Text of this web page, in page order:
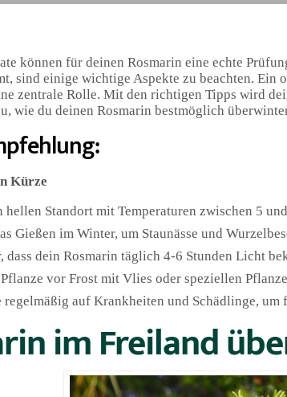
können für deinen Rosmarin eine echte
sind einige wichtige Aspekte zu beachten. Ein
zentrale Rolle. Mit den richtigen Tipps wird
wie du deinen Rosmarin bestmöglich
Kürze
hellen Standort mit Temperaturen zwischen 5
Gießen im Winter, um Staunässe und
dass dein Rosmarin täglich 4-6 Stunden Licht
vor Frost mit Vlies oder speziellen
auf Krankheiten und Schädlinge, um
im Freiland